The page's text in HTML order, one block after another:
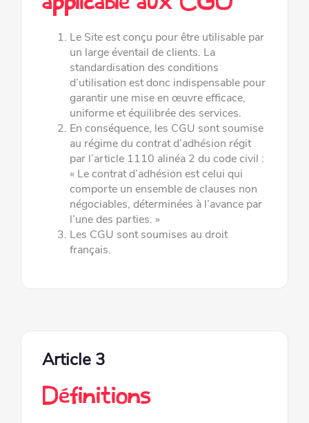
Le Site est conçu pour être utilisable par
un large éventail de clients. La
standardisation des conditions
d’utilisation est donc indispensable pour
garantir une mise en œuvre efficace,
uniforme et équilibrée des services.
En conséquence, les CGU sont soumise
au régime du contrat d’adhésion régit
par l’article 1110 alinéa 2 du code civil :
« Lecontrat d’adhésion est celui qui
comporte un ensemble de clauses non
négociables, déterminées à l’avance par
l’une des parties. »
Les CGU sont soumises au droit
français.
Article 3
Définitions